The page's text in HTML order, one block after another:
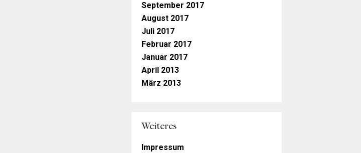
September 2017
August 2017
Juli 2017
Februar 2017
Januar 2017
April 2013
März 2013
Weiteres
Impressum